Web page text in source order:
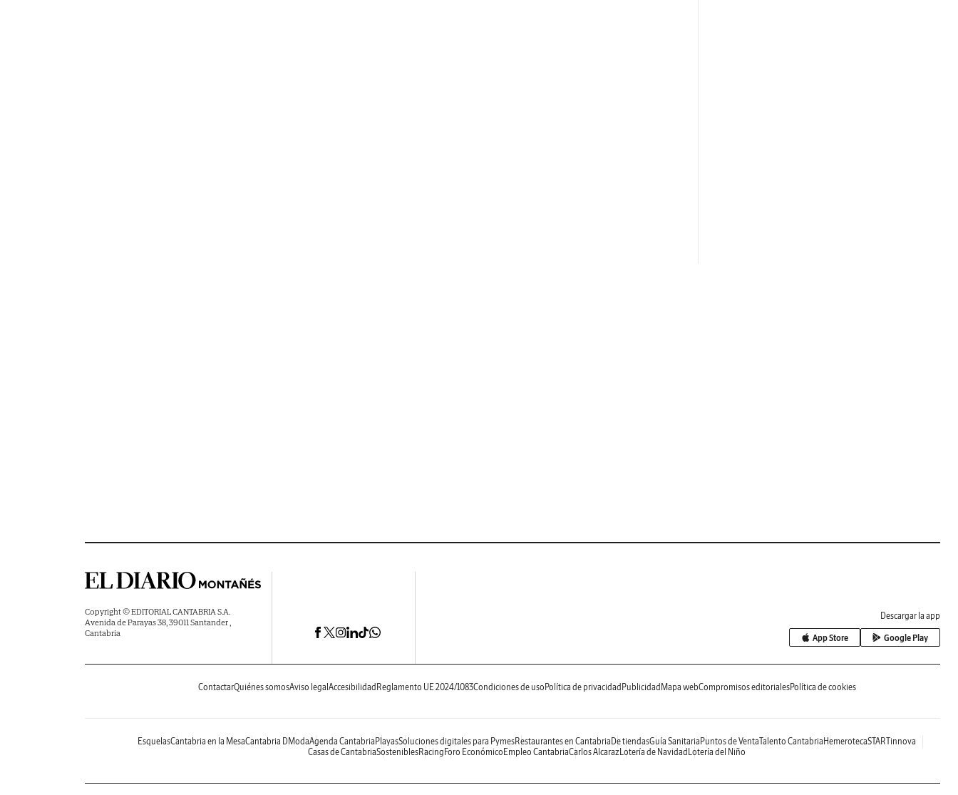
Copyright © EDITORIAL CANTABRIA S.A.
Avenida de Parayas 38, 39011 Santander ,
Cantabria
Descargar la app
App Store Google Play
ContactarQuiénes somosAviso legal Accesibilidad Reglamento UE 2024/1083Condiciones de uso Política de privacidad Publicidad Mapa webCompromisos editorialesPolítica de cookies
EsquelasCantabria en la MesaCantabria DModaAgenda Cantabria PlayasSoluciones digitales para PymesRestaurantes en Cantabria De tiendasGuía Sanitaria Puntos de VentaTalento Cantabria HemerotecaSTARTinnova
Casas de CantabriaSosteniblesRacing Foro Económico Empleo CantabriaCarlos AlcarazLotería de Navidad Lotería del Niño